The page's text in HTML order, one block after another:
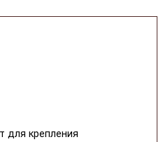
для крепления